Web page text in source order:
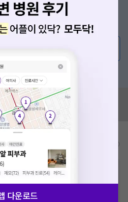
금한 점이 있나요?
직접 답해드려요!
스에 다양한 게시글 보러가기
있나요?
등으로 실제 가격과 상이할 수 있으니, 정확
문의해주세요.
사평가원에 고지되어 있는 급여 진료 기준 가
인 비용이 추가되어, 병원마다 금액이 다르게
다운로드